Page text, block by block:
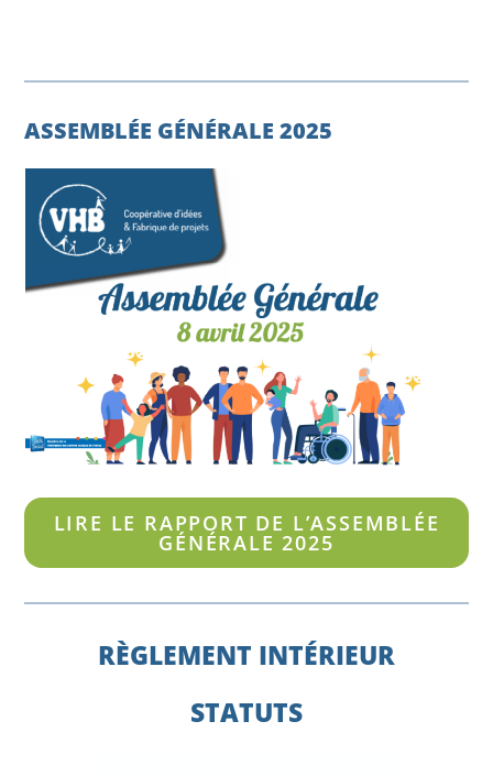
ASSEMBLÉE GÉNÉRALE 2025
LIRE LE RAPPORT DE L’ASSEMBLÉE
GÉNÉRALE 2025
RÈGLEMENT INTÉRIEUR
STATUTS